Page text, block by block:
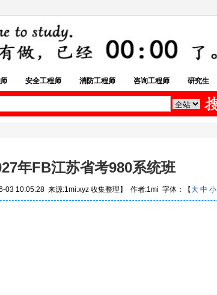
安全工程师 消防工程师 咨询工程师 研究生
年FB江苏省考980系统班
03 10:05:28 来源:1mi.xyz 收集整理】 作者:1mi 字体：【大 中 小